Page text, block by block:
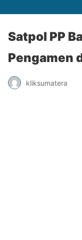
Satpol PP
Pengamen
kliksumatera